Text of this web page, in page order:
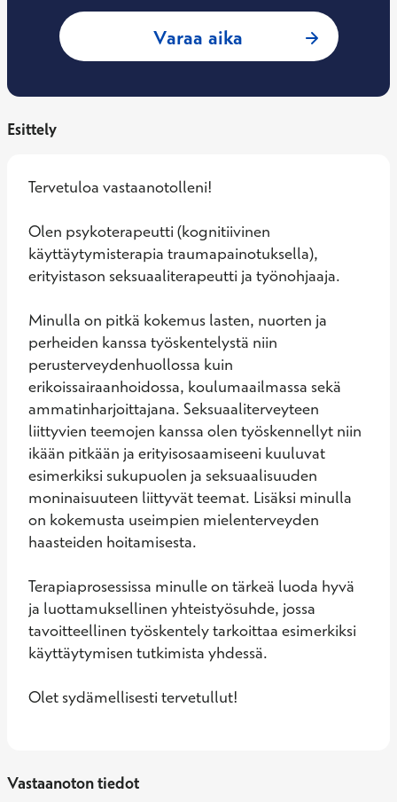
Varaa aika : Tanja Simola,
Esittely
Tervetuloa vastaanotolleni!
Olen psykoterapeutti (kognitiivinen
käyttäytymisterapia traumapainotuksella),
erityistason seksuaaliterapeutti ja työnohjaaja.
Minulla on pitkä kokemus lasten, nuorten ja
perheiden kanssa työskentelystä niin
perusterveydenhuollossa kuin
erikoissairaanhoidossa, koulumaailmassa sekä
ammatinharjoittajana. Seksuaaliterveyteen
liittyvien teemojen kanssa olen työskennellyt niin
ikään pitkään ja erityisosaamiseeni kuuluvat
esimerkiksi sukupuolen ja seksuaalisuuden
moninaisuuteen liittyvät teemat. Lisäksi minulla
on kokemusta useimpien mielenterveyden
haasteiden hoitamisesta.
Terapiaprosessissa minulle on tärkeä luoda hyvä
ja luottamuksellinen yhteistyösuhde, jossa
tavoitteellinen työskentely tarkoittaa esimerkiksi
käyttäytymisen tutkimista yhdessä.
Olet sydämellisesti tervetullut!
Vastaanoton tiedot